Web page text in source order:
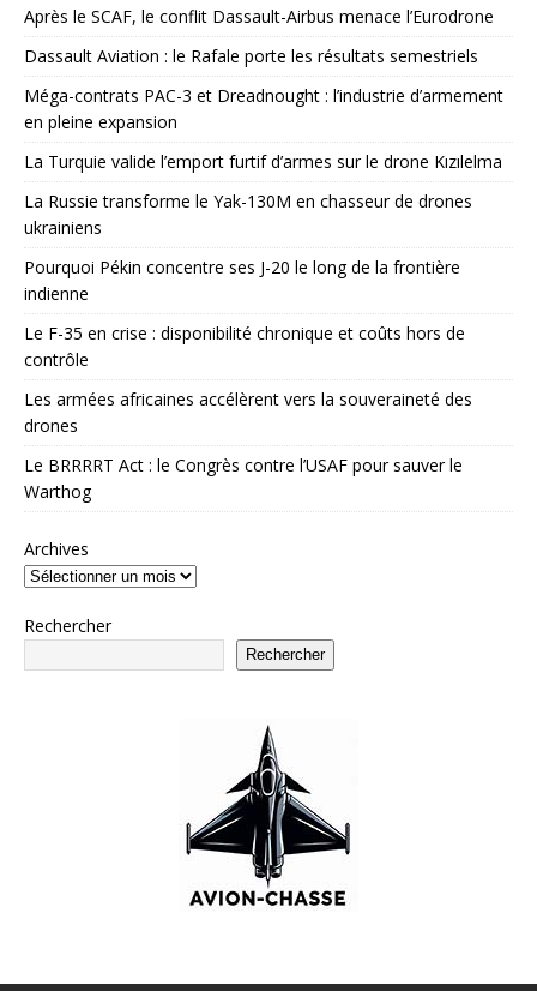
Après le SCAF, le conflit Dassault-Airbus menace l’Eurodrone
Dassault Aviation : le Rafale porte les résultats semestriels
Méga-contrats PAC-3 et Dreadnought : l’industrie d’armement
en pleine expansion
La Turquie valide l’emport furtif d’armes sur le drone Kızılelma
La Russie transforme le Yak-130M en chasseur de drones
ukrainiens
Pourquoi Pékin concentre ses J-20 le long de la frontière
indienne
Le F-35 en crise : disponibilité chronique et coûts hors de
contrôle
Les armées africaines accélèrent vers la souveraineté des
drones
Le BRRRRT Act : le Congrès contre l’USAF pour sauver le
Warthog
Archives
Rechercher
Rechercher